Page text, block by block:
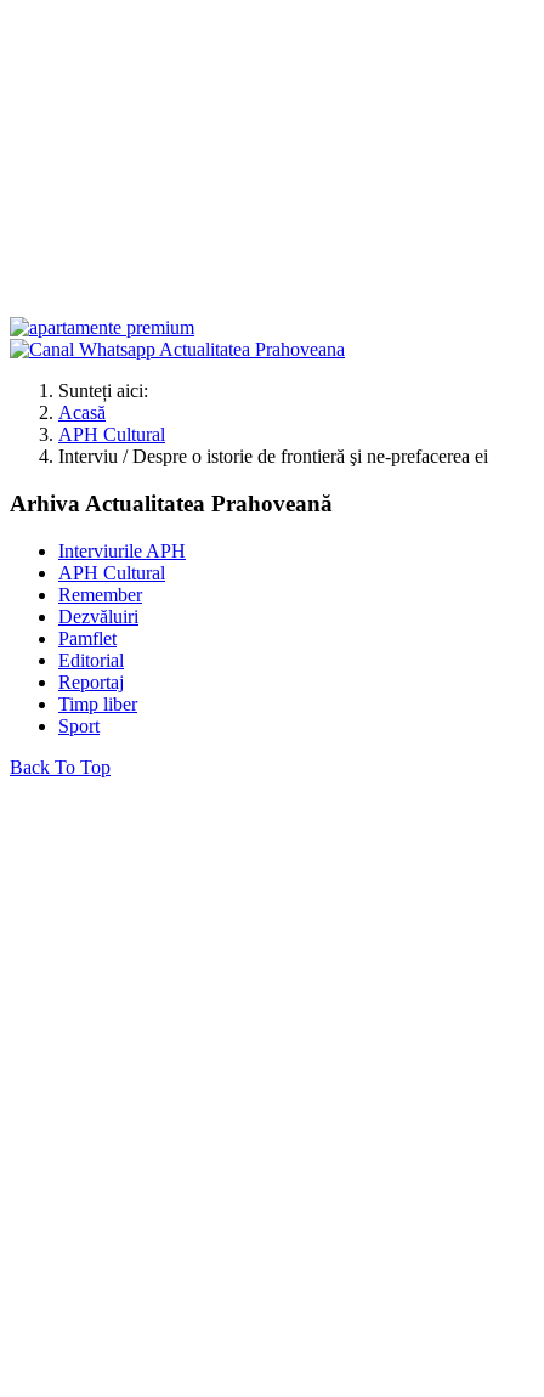
Sunteți aici:
Acasă
APH Cultural
Interviu / Despre o istorie de frontieră şi ne-prefacerea ei
Arhiva Actualitatea Prahoveană
Interviurile APH
APH Cultural
Remember
Dezvăluiri
Pamflet
Editorial
Reportaj
Timp liber
Sport
Back To Top